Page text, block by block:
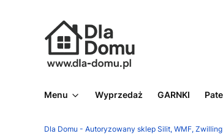
Menu Wyprzedaż GARNKI
Dla Domu - Autoryzowany sklep Silit, WMF, Zwilling